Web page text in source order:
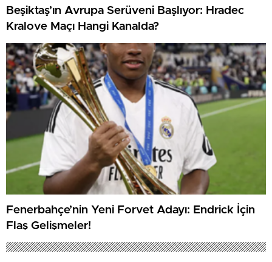
Beşiktaş’ın Avrupa Serüveni Başlıyor: Hradec
Kralove Maçı Hangi Kanalda?
Fenerbahçe’nin Yeni Forvet Adayı: Endrick İçin
Flaş Gelişmeler!